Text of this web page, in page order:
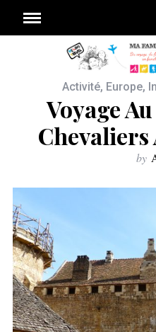
Activité, Europe,
Voyage
Chevaliers
by